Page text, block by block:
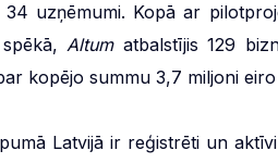
34 uzņēmumi. Kopā ar
spēkā,Altumatbalstījis 129
kopējo summu 3,7 miljoni
Latvijā ir reģistrēti un